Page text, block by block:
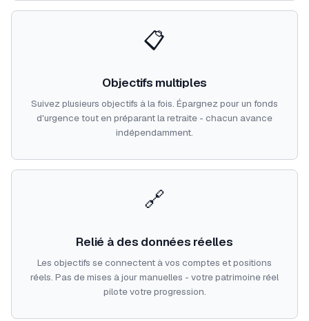
📋
Objectifs multiples
Suivez plusieurs objectifs à la fois. Épargnez pour un fonds
d'urgence tout en préparant la retraite - chacun avance
indépendamment.
🔗
Relié à des données réelles
Les objectifs se connectent à vos comptes et positions
réels. Pas de mises à jour manuelles - votre patrimoine réel
pilote votre progression.